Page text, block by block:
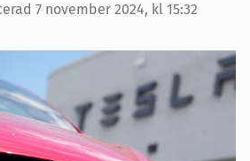
7 november 2024, kl 15:32